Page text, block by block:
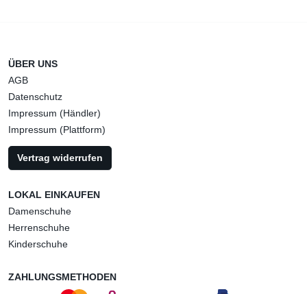
ÜBER UNS
AGB
Datenschutz
Impressum (Händler)
Impressum (Plattform)
Vertrag widerrufen
LOKAL EINKAUFEN
Damenschuhe
Herrenschuhe
Kinderschuhe
ZAHLUNGSMETHODEN